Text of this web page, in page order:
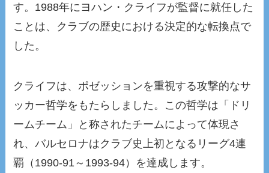
す。1988年にヨハン・クライフが監督に就任した
ことは、クラブの歴史における決定的な転換点で
した。
クライフは、ポゼッションを重視する攻撃的なサ
ッカー哲学をもたらしました。この哲学は「ドリ
ームチーム」と称されたチームによって体現さ
れ、バルセロナはクラブ史上初となるリーグ4連
覇（1990-91～1993-94）を達成します。